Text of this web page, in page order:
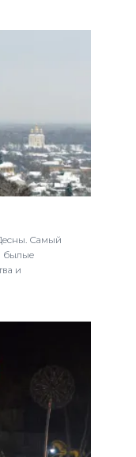
Самый
былые
и